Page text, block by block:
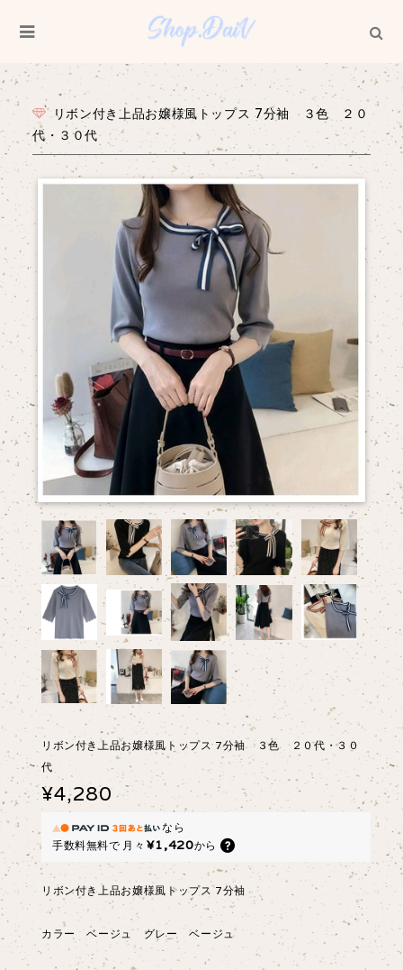
リボン付き上品お嬢様風トップス 7分袖 ３色 ２０
代・３０代
リボン付き上品お嬢様風トップス 7分袖 ３色 ２０代・３０
代
¥4,280
なら
手数料無料で 月々 ¥1,420から
リボン付き上品お嬢様風トップス 7分袖
カラー ベージュ グレー ベージュ